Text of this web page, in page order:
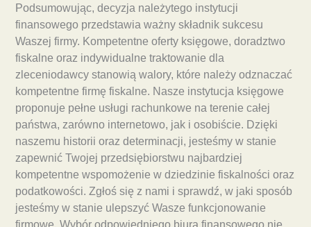
Podsumowując, decyzja należytego instytucji
finansowego przedstawia ważny składnik sukcesu
Waszej firmy. Kompetentne oferty księgowe, doradztwo
fiskalne oraz indywidualne traktowanie dla
zleceniodawcy stanowią walory, które należy odznaczać
kompetentne firmę fiskalne. Nasze instytucja księgowe
proponuje pełne usługi rachunkowe na terenie całej
państwa, zarówno internetowo, jak i osobiście. Dzięki
naszemu historii oraz determinacji, jesteśmy w stanie
zapewnić Twojej przedsiębiorstwu najbardziej
kompetentne wspomożenie w dziedzinie fiskalności oraz
podatkowości. Zgłoś się z nami i sprawdź, w jaki sposób
jesteśmy w stanie ulepszyć Wasze funkcjonowanie
firmowe. Wybór odpowiedniego biura finansowego nie